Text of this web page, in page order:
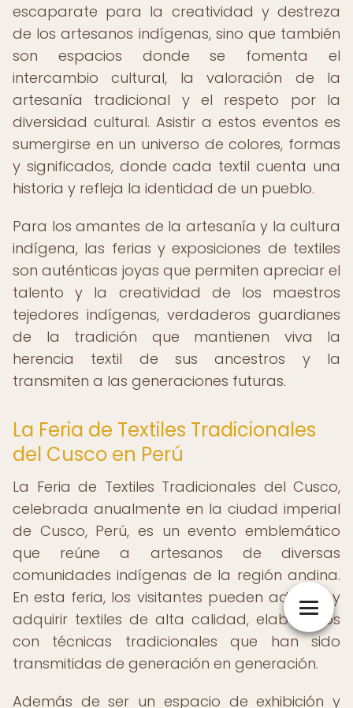
escaparate para la creatividad y destreza
de los artesanos indígenas, sino que también
son espacios donde se fomenta el
intercambio cultural, la valoración de la
artesanía tradicional y el respeto por la
diversidad cultural. Asistir a estos eventos es
sumergirse en un universo de colores, formas
y significados, donde cada textil cuenta una
historia y refleja la identidad de un pueblo.
Para los amantes de la artesanía y la cultura
indígena, las ferias y exposiciones de textiles
son auténticas joyas que permiten apreciar el
talento y la creatividad de los maestros
tejedores indígenas, verdaderos guardianes
de la tradición que mantienen viva la
herencia textil de sus ancestros y la
transmiten a las generaciones futuras.
La Feria de Textiles Tradicionales
del Cusco en Perú
La Feria de Textiles Tradicionales del Cusco,
celebrada anualmente en la ciudad imperial
de Cusco, Perú, es un evento emblemático
que reúne a artesanos de diversas
comunidades indígenas de la región andina.
En esta feria, los visitantes pueden admirar y
adquirir textiles de alta calidad, elaborados
con técnicas tradicionales que han sido
transmitidas de generación en generación.
Además de ser un espacio de exhibición y